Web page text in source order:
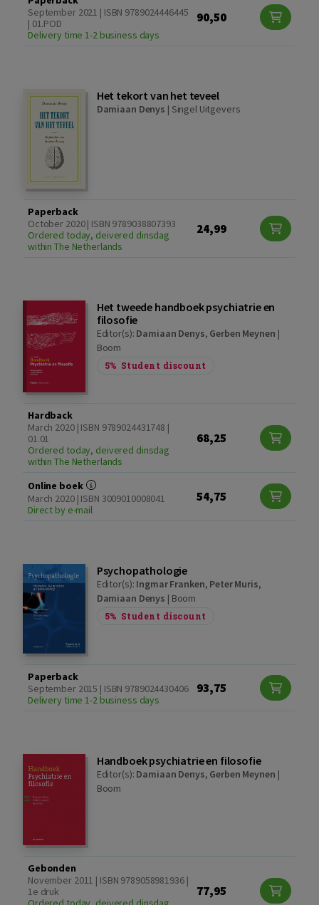
September 2021 | ISBN 9789024446445
| 01.POD
Delivery time 1-2 business days
90,50
Het tekort van het teveel
Damiaan Denys | Singel Uitgevers
Paperback
October 2020 | ISBN 9789038807393
Ordered today, deivered dinsdag
within The Netherlands
24,99
Het tweede handboek psychiatrie en
filosofie
Editor(s): Damiaan Denys, Gerben Meynen |
Boom
5% Student discount
Hardback
March 2020 | ISBN 9789024431748 |
01.01
Ordered today, deivered dinsdag
within The Netherlands
68,25
Online boek
March 2020 | ISBN 3009010008041
Direct by e-mail
54,75
Psychopathologie
Editor(s): Ingmar Franken, Peter Muris,
Damiaan Denys | Boom
5% Student discount
Paperback
September 2015 | ISBN 9789024430406
Delivery time 1-2 business days
93,75
Handboek psychiatrie en filosofie
Editor(s): Damiaan Denys, Gerben Meynen |
Boom
Gebonden
November 2011 | ISBN 9789058981936 |
1e druk
77,95